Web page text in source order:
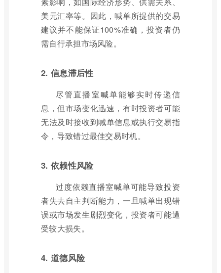
美元汇率等。因此，喊单所提供的交易
建议并不能保证100%准确，投资者仍
需自行承担市场风险。
2. 信息滞后性
尽管直播室喊单能够实时传递信
息，但市场变化迅速，有时投资者可能
无法及时接收到喊单信息或执行交易指
令，导致错过最佳交易时机。
3. 依赖性风险
过度依赖直播室喊单可能导致投资
者失去自主判断能力，一旦喊单出现错
误或市场发生剧烈变化，投资者可能遭
受较大损失。
4. 道德风险